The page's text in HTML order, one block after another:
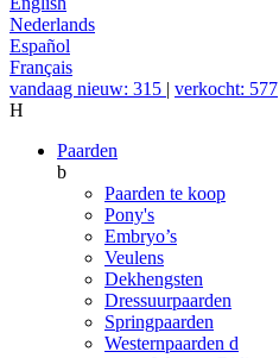
Nederlands
Español
Français
vandaag nieuw: 315 | verkocht: 577
H
Paarden
b
Paarden te koop
Pony's
Embryo’s
Veulens
Dekhengsten
Dressuurpaarden
Springpaarden
Westernpaarden d